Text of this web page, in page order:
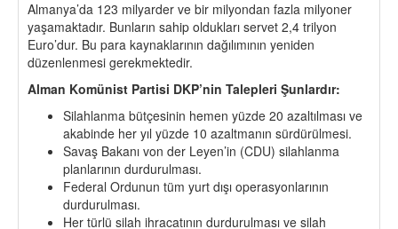
Almanya’da 123 milyarder ve bir milyondan fazla milyoner
yaşamaktadır. Bunların sahip oldukları servet 2,4 trilyon
Euro’dur. Bu para kaynaklarının dağılımının yeniden
düzenlenmesi gerekmektedir.
Alman Komünist Partisi DKP’nin Talepleri Şunlardır:
Silahlanma bütçesinin hemen yüzde 20 azaltılması ve
akabinde her yıl yüzde 10 azaltmanın sürdürülmesi.
Savaş Bakanı von der Leyen’in (CDU) silahlanma
planlarının durdurulması.
Federal Ordunun tüm yurt dışı operasyonlarının
durdurulması.
Her türlü silah ihracatının durdurulması ve silah